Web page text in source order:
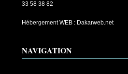
33 58 38 82
Hébergement WEB : Dakarweb.net
NAVIGATION